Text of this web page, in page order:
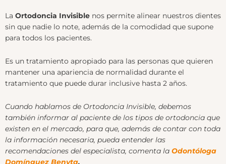
La Ortodoncia Invisible nos permite alinear nuestros dientes
sin que nadie lo note, además de la comodidad que supone
para todos los pacientes.
Es un tratamiento apropiado para las personas que quieren
mantener una apariencia de normalidad durante el
tratamiento que puede durar inclusive hasta 2 años.
Cuando hablamos de Ortodoncia Invisible, debemos
también informar al paciente de los tipos de ortodoncia que
existen en el mercado, para que, además de contar con toda
la información necesaria, pueda entender las
recomendaciones del especialista, comenta la Odontóloga
Domínguez Benyta.